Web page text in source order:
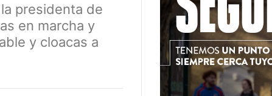
presidenta de
en marcha y
y cloacas a